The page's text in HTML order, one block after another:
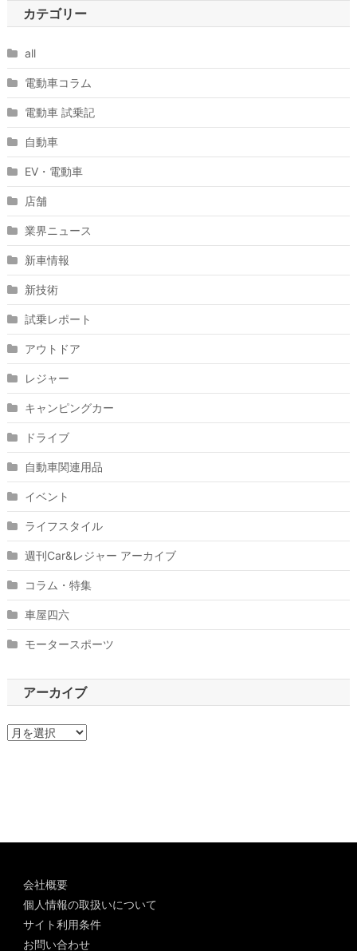
カテゴリー
all
電動車コラム
電動車 試乗記
自動車
EV・電動車
店舗
業界ニュース
新車情報
新技術
試乗レポート
アウトドア
レジャー
キャンピングカー
ドライブ
自動車関連用品
イベント
ライフスタイル
週刊Car&レジャー アーカイブ
コラム・特集
車屋四六
モータースポーツ
アーカイブ
ア
会社概要
個人情報の取扱いについて
サイト利用条件
お問い合わせ